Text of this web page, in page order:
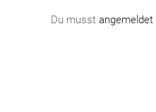
Du musst angemeldet